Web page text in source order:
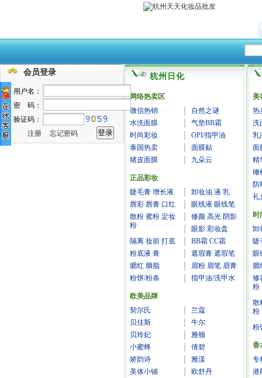
会员登录
用户名：
密 码：
验证码：
注册
忘记密码
杭州日化
网络热卖区
微信热销
自然之谜
水洗面膜
气垫BB霜
时尚彩妆
OPI/指甲油
泰国热卖
面膜贴
猪皮面膜
九朵云
正品彩妆
睫毛膏 增长液
卸妆油 液 乳
唇彩 唇膏 口红
眼线液 眼线笔
散粉 蜜粉 定妆
粉
修颜 高光 阴影
眼影 彩妆盘
隔离 妆前 打底
BB霜 CC霜
粉底液 膏
遮瑕膏 遮瑕笔
腮红 胭脂
眉粉 眉笔 眉膏
粉饼/粉条
指甲油/洗甲水
欧美品牌
契尔氏
兰蔻
贝佳斯
牛尔
贝玲妃
雅顿
小蜜蜂
倩碧
娇韵诗
雅漾
美体小铺
欧舒丹
美
热
洗
乳
面
精
橄
防
礼
时
卸
睫
眼
腮
修
粉
散
粉
粉
香
专
港